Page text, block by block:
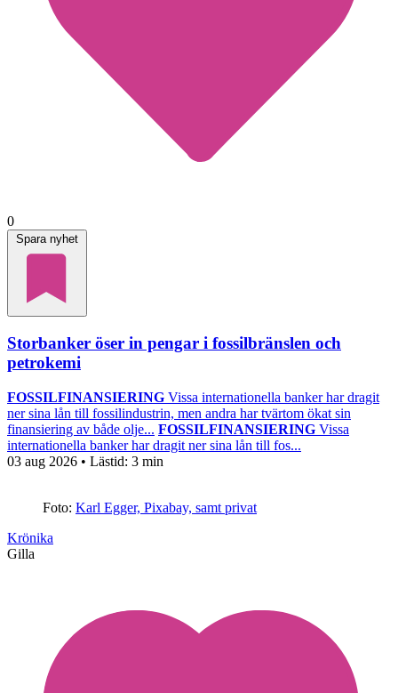
0
Spara nyhet
Storbanker öser in pengar i fossilbränslen och
petrokemi
FOSSILFINANSIERING Vissa internationella banker har dragit
ner sina lån till fossilindustrin, men andra har tvärtom ökat sin
finansiering av både olje... FOSSILFINANSIERING Vissa
internationella banker har dragit ner sina lån till fos...
03 aug 2026 • Lästid: 3 min
Foto: Karl Egger, Pixabay, samt privat
Krönika
Gilla